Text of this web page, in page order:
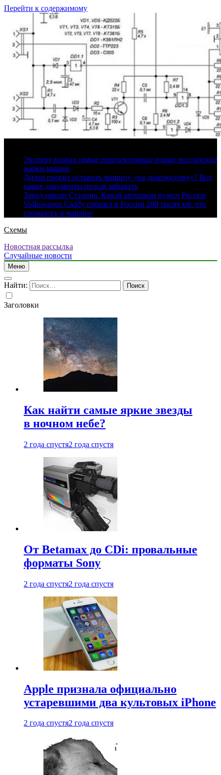
Перейти к содержимому
Эксперт назвал самые перспективные новые российские
марки машин
Дилер просит оставить машину «на диагностику»? Вот
какие документы нельзя забывать
Завод имени Сталина. Какой автопром нужен России
Volkswagen Caddy прошел в России 280 тысяч км: что
сломалось в машине
Схемы
Новостная рассылка
Случайные новости
Меню
Найти:
Заголовки
Как найти самые яркие звезды
в ночном небе?
2 года спустя2 года спустя
От Betamax до CDi: провальные
форматы Sony
2 года спустя2 года спустя
Apple признала официально
устаревшими два культовых iPhone
2 года спустя2 года спустя